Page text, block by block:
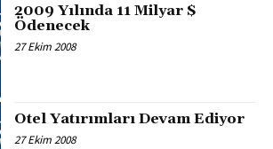
2009 Yılında 11 Milyar $
Ödenecek
27 Ekim 2008
Otel Yatırımları Devam Ediyor
27 Ekim 2008